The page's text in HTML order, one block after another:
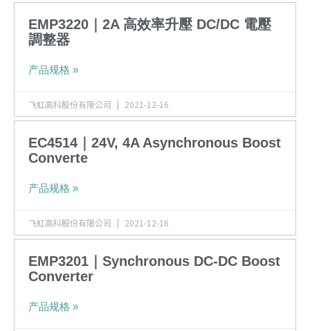
EMP3220｜2A 高效率升壓 DC/DC 電壓
調整器
产品规格 »
飞虹高科股份有限公司 2021-12-16
EC4514｜24V, 4A Asynchronous Boost
Converte
产品规格 »
飞虹高科股份有限公司 2021-12-16
EMP3201｜Synchronous DC-DC Boost
Converter
产品规格 »